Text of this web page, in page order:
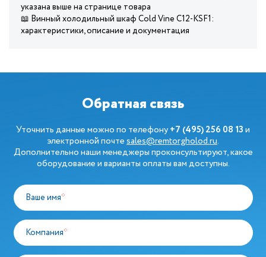
указана выше на странице товара
📖 Винный холодильный шкаф Cold Vine C12-KSF1:
характеристики, описание и документация
Обратная связь
Уточнить данные можно по телефону+7 (495) 256 08 13и
электронной почтеsales@remtorgholod.ru.
Дополнительно наши менеджеры проконсультируют, какое
оборудование и варианты оплаты вам доступны.
Ваше имя*
Компания*